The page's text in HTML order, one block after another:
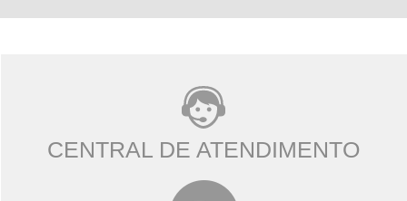
CENTRAL DE ATENDIMENTO